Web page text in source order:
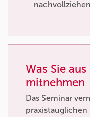
nachvollziehen
Was Sie
mitnehmen
Das Seminar
praxistauglichen